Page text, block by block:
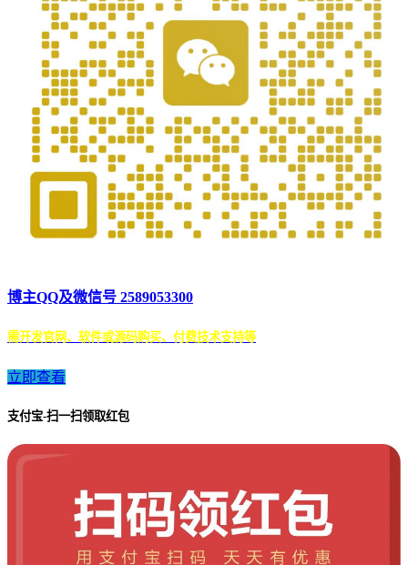
博主QQ及微信号 2589053300
需开发官网、软件或源码购买、付费技术支持等
立即查看
支付宝-扫一扫领取红包